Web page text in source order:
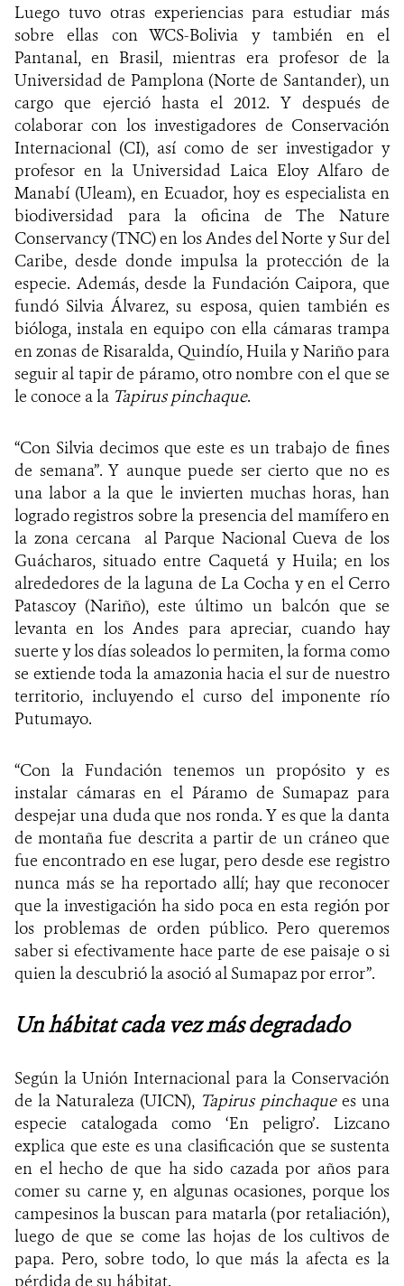
Luego tuvo otras experiencias para estudiar más
sobre ellas con WCS-Bolivia y también en el
Pantanal, en Brasil, mientras era profesor de la
Universidad de Pamplona (Norte de Santander), un
cargo que ejerció hasta el 2012. Y después de
colaborar con los investigadores de Conservación
Internacional (CI), así como de ser investigador y
profesor en la Universidad Laica Eloy Alfaro de
Manabí (Uleam), en Ecuador, hoy es especialista en
biodiversidad para la oficina de The Nature
Conservancy (TNC) en los Andes del Norte y Sur del
Caribe, desde donde impulsa la protección de la
especie. Además, desde la Fundación Caipora, que
fundó Silvia Álvarez, su esposa, quien también es
bióloga, instala en equipo con ella cámaras trampa
en zonas de Risaralda, Quindío, Huila y Nariño para
seguir al tapir de páramo, otro nombre con el que se
le conoce a la Tapirus pinchaque.
“Con Silvia decimos que este es un trabajo de fines
de semana”. Y aunque puede ser cierto que no es
una labor a la que le invierten muchas horas, han
logrado registros sobre la presencia del mamífero en
la zona cercana al Parque Nacional Cueva de los
Guácharos, situado entre Caquetá y Huila; en los
alrededores de la laguna de La Cocha y en el Cerro
Patascoy (Nariño), este último un balcón que se
levanta en los Andes para apreciar, cuando hay
suerte y los días soleados lo permiten, la forma como
se extiende toda la amazonia hacia el sur de nuestro
territorio, incluyendo el curso del imponente río
Putumayo.
“Con la Fundación tenemos un propósito y es
instalar cámaras en el Páramo de Sumapaz para
despejar una duda que nos ronda. Y es que la danta
de montaña fue descrita a partir de un cráneo que
fue encontrado en ese lugar, pero desde ese registro
nunca más se ha reportado allí; hay que reconocer
que la investigación ha sido poca en esta región por
los problemas de orden público. Pero queremos
saber si efectivamente hace parte de ese paisaje o si
quien la descubrió la asoció al Sumapaz por error”.
Un hábitat cada vez más degradado
Según la Unión Internacional para la Conservación
de la Naturaleza (UICN), Tapirus pinchaquees una
especie catalogada como ‘En peligro’. Lizcano
explica que este es una clasificación que se sustenta
en el hecho de que ha sido cazada por años para
comer su carne y, en algunas ocasiones, porque los
campesinos la buscan para matarla (por retaliación),
luego de que se come las hojas de los cultivos de
papa. Pero, sobre todo, lo que más la afecta es la
pérdida de su hábitat.